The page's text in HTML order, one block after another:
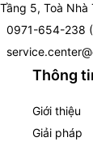
Tầng 5, Toà Nhà
0971-654-238
Thông
Giới thiệu
Giải pháp